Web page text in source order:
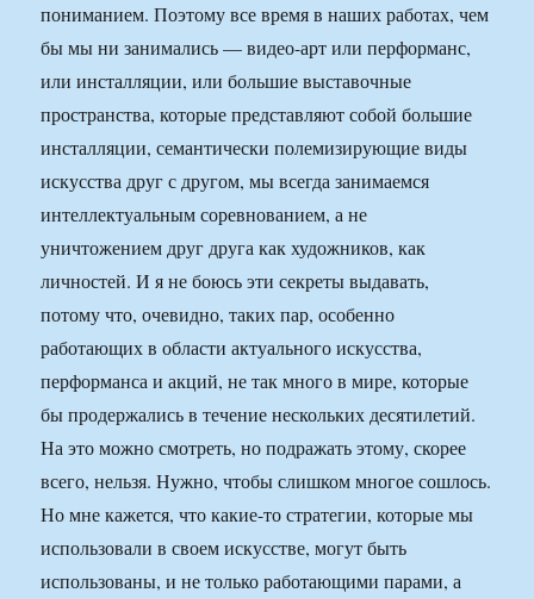
пониманием. Поэтому все время в наших работах, чем
бы мы ни занимались — видео-арт или перформанс,
или инсталляции, или большие выставочные
пространства, которые представляют собой большие
инсталляции, семантически полемизирующие виды
искусства друг с другом, мы всегда занимаемся
интеллектуальным соревнованием, а не
уничтожением друг друга как художников, как
личностей. И я не боюсь эти секреты выдавать,
потому что, очевидно, таких пар, особенно
работающих в области актуального искусства,
перформанса и акций, не так много в мире, которые
бы продержались в течение нескольких десятилетий.
На это можно смотреть, но подражать этому, скорее
всего, нельзя. Нужно, чтобы слишком многое сошлось.
Но мне кажется, что какие-то стратегии, которые мы
использовали в своем искусстве, могут быть
использованы, и не только работающими парами, а